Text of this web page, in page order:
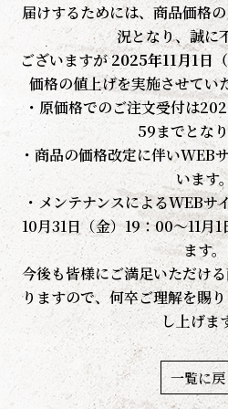
届けするためには、商品価格
況となり、誠に
ございますが2025年11月1日（
価格の値上げを実施させてい
・原価格でのご注文受付は
59までとな
・商品の価格改定に伴いWEB
います
・メンテナンスによるWEB
10月31日（金）19：00～11
ます。
今後も皆様にご満足いただけ
りますので、何卒ご理解を賜
し上げま
一覧に